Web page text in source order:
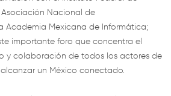
Nacional de
Academia Mexicana de Informática;
importante foro que concentra el
y colaboración de todos los actores de
un México conectado.